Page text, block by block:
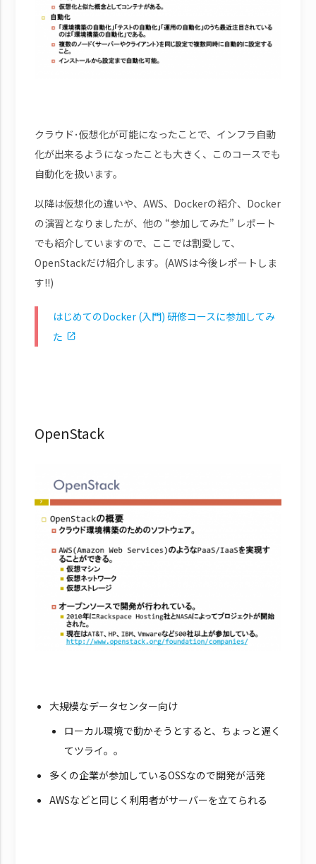
クラウド･仮想化が可能になったことで、インフラ自動
化が出来るようになったことも大きく、このコースでも
自動化を扱います。
以降は仮想化の違いや、AWS、Dockerの紹介、Docker
の演習となりましたが、他の “参加してみた” レポート
でも紹介していますので、ここでは割愛して、
OpenStackだけ紹介します。(AWSは今後レポートしま
す!!)
はじめてのDocker (入門) 研修コースに参加してみ
た
OpenStack
大規模なデータセンター向け
ローカル環境で動かそうとすると、ちょっと遅く
てツライ。。
多くの企業が参加しているOSSなので開発が活発
AWSなどと同じく利用者がサーバーを立てられる